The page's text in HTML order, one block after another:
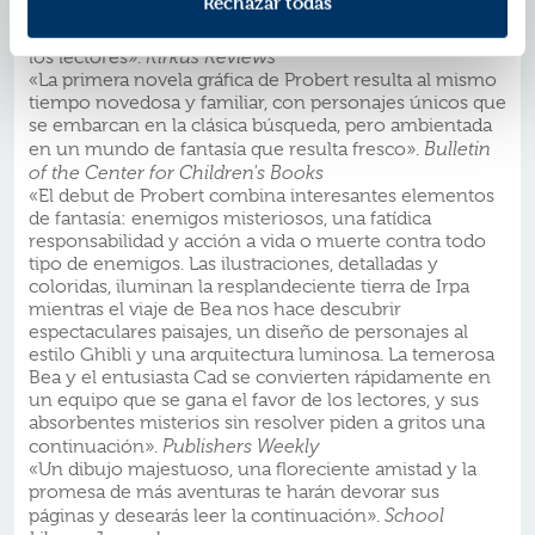
«Extremadamente satisfactorio, con un final que te
deja en suspenso y que a buen seguro enganchará a
los lectores».Kirkus Reviews
«La primera novela gráfica de Probert resulta al mismo
tiempo novedosa y familiar, con personajes únicos que
se embarcan en la clásica búsqueda, pero ambientada
en un mundo de fantasía que resulta fresco». Bulletin
of the Center for Children's Books
«El debut de Probert combina interesantes elementos
de fantasía: enemigos misteriosos, una fatídica
responsabilidad y acción a vida o muerte contra todo
tipo de enemigos. Las ilustraciones, detalladas y
coloridas, iluminan la resplandeciente tierra de Irpa
mientras el viaje de Bea nos hace descubrir
espectaculares paisajes, un diseño de personajes al
estilo Ghibli y una arquitectura luminosa. La temerosa
Bea y el entusiasta Cad se convierten rápidamente en
un equipo que se gana el favor de los lectores, y sus
absorbentes misterios sin resolver piden a gritos una
continuación». Publishers Weekly
«Un dibujo majestuoso, una floreciente amistad y la
promesa de más aventuras te harán devorar sus
páginas y desearás leer la continuación». School